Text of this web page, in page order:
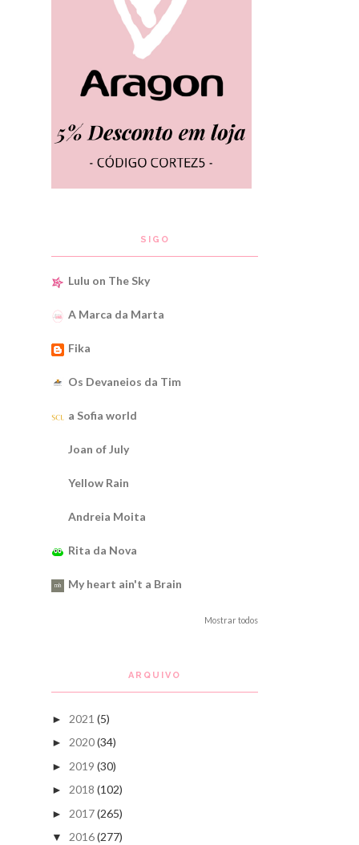
SIGO
Lulu on The Sky
A Marca da Marta
Fika
Os Devaneios da Tim
a Sofia world
Joan of July
Yellow Rain
Andreia Moita
Rita da Nova
My heart ain't a Brain
Mostrar todos
ARQUIVO
► 2021 (5)
► 2020(34)
► 2019 (30)
► 2018 (102)
► 2017(265)
▼ 2016(277)